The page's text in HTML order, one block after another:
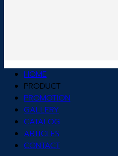
HOME
PRODUCT
PROMOTION
GALLERY
CATALOG
ARTICLES
CONTACT